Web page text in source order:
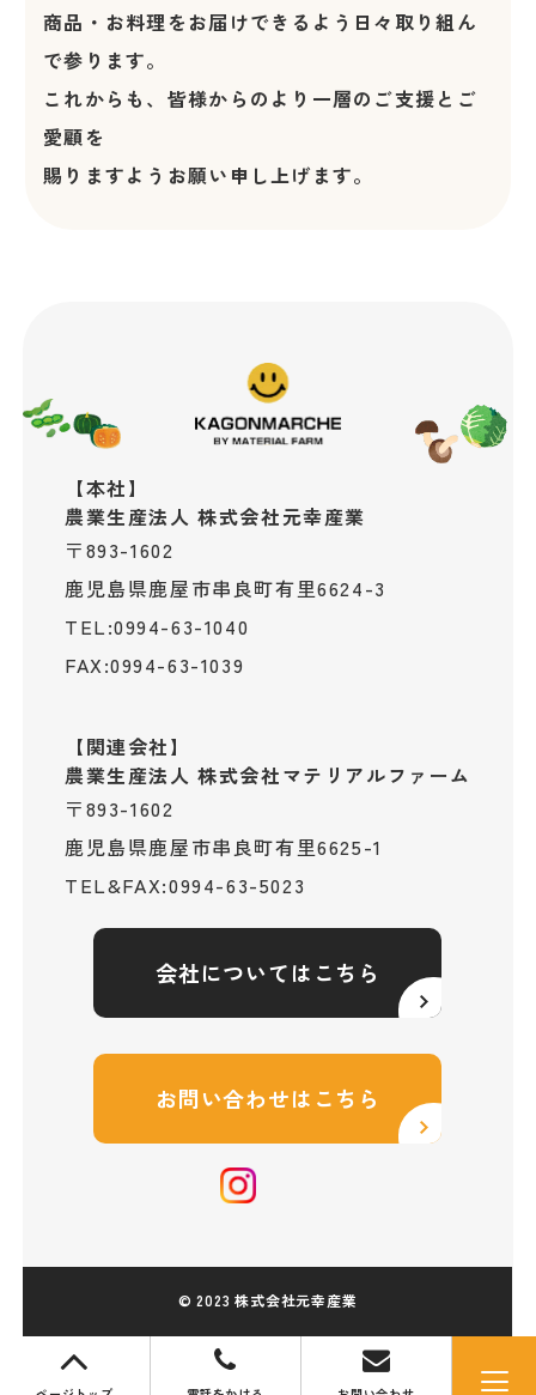
商品・お料理をお届けできるよう日々取り組ん
で参ります。
これからも、皆様からのより一層のご支援とご
愛顧を
賜りますようお願い申し上げます。
【本社】
​​​​​​​農業生産法人 株式会社元幸産業
〒893-1602
鹿児島県鹿屋市串良町有里6624-3
TEL:0994-63-1040
FAX:0994-63-1039
【関連会社】
​​​​​​​農業生産法人 株式会社マテリアルファーム
〒893-1602
鹿児島県鹿屋市串良町有里6625-1
TEL&FAX:0994-63-5023
会社についてはこちら
お問い合わせはこちら
© 2023 株式会社元幸産業